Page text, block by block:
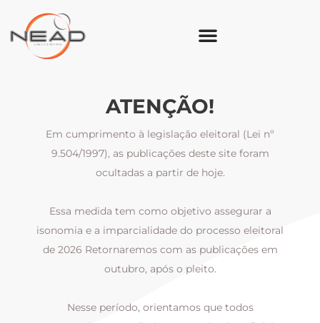
ATENÇÃO!
Em cumprimento à legislação eleitoral (Lei nº
9.504/1997), as publicações deste site foram
ocultadas a partir de hoje.
Essa medida tem como objetivo assegurar a
isonomia e a imparcialidade do processo eleitoral
de 2026 Retornaremos com as publicações em
outubro, após o pleito.
Nesse período, orientamos que todos